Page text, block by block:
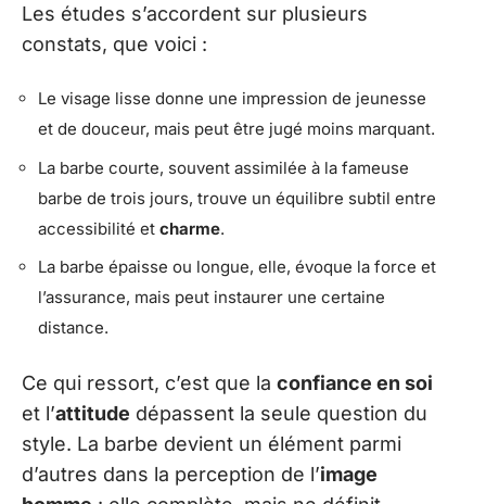
Les études s’accordent sur plusieurs
constats, que voici :
Le visage lisse donne une impression de jeunesse
et de douceur, mais peut être jugé moins marquant.
La barbe courte, souvent assimilée à la fameuse
barbe de trois jours, trouve un équilibre subtil entre
accessibilité et charme.
La barbe épaisse ou longue, elle, évoque la force et
l’assurance, mais peut instaurer une certaine
distance.
Ce qui ressort, c’est que la confiance en soi
et l’attitude dépassent la seule question du
style. La barbe devient un élément parmi
d’autres dans la perception de l’image